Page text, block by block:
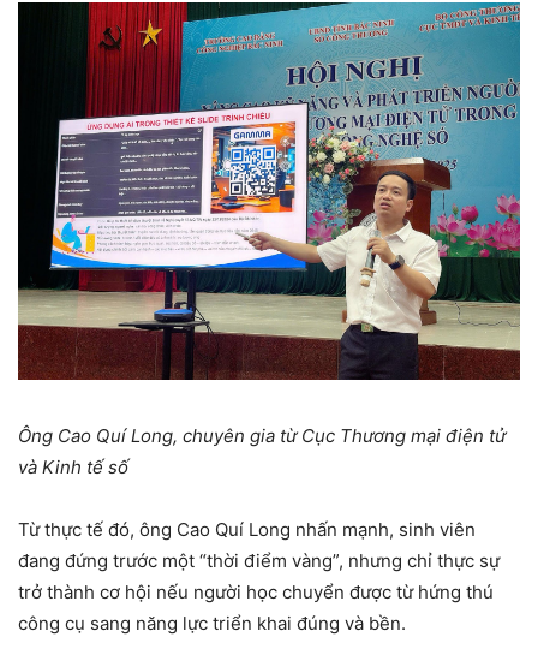
Ông Cao Quí Long, chuyên gia từ Cục Thương mại điện tử
và Kinh tế số
Từ thực tế đó, ông Cao Quí Long nhấn mạnh, sinh viên
đang đứng trước một “thời điểm vàng”, nhưng chỉ thực sự
trở thành cơ hội nếu người học chuyển được từ hứng thú
công cụ sang năng lực triển khai đúng và bền.